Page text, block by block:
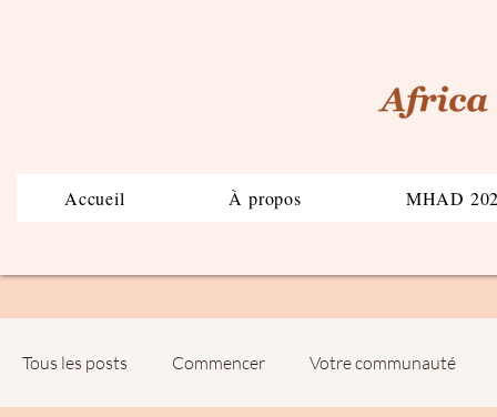
Accueil À propos MHAD
Tous les posts Commencer Votre communauté